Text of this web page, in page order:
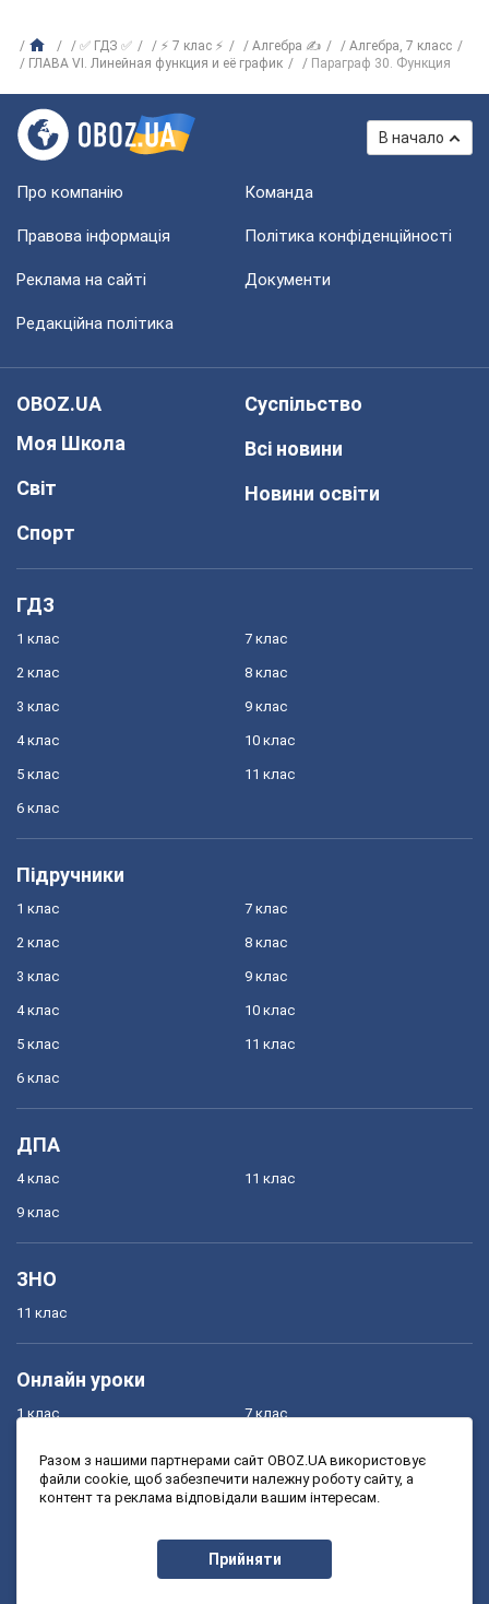
✅ ГДЗ ✅ ⚡ 7 клас ⚡ Алгебра ✍
Алгебра, 7 класс
ГЛАВА VI. Линейная функция и её график
Параграф 30. Функция
В начало
Про компанію Команда
Правова інформація Політика конфіденційності
Реклама на сайті Документи
Редакційна політика
OBOZ.UA
Моя Школа
Світ
Спорт
Суспільство
Всі новини
Новини освіти
ГДЗ
1 клас
2 клас
3 клас
4 клас
5 клас
6 клас
7 клас
8 клас
9 клас
10 клас
11 клас
Підручники
1 клас
2 клас
3 клас
4 клас
5 клас
6 клас
7 клас
8 клас
9 клас
10 клас
11 клас
ДПА
4 клас
9 клас
11 клас
ЗНО
11 клас
Онлайн уроки
1 клас
3 клас
7 клас
9 клас
Разом з нашими партнерами сайт OBOZ.UA використовує
файли cookie, щоб забезпечити належну роботу сайту, а
контент та реклама відповідали вашим інтересам.
Прийняти